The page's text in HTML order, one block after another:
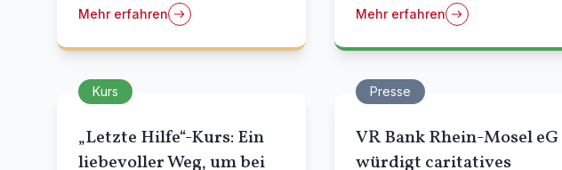
Mehr erfahren Mehr erfahren
Kurs
„Letzte Hilfe“-Kurs: Ein
liebevoller Weg, um bei
Presse
VR Bank Rhein-Mosel eG
würdigt caritatives